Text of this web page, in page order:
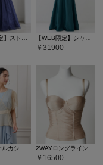
【WEB限定】ストライプ柄ラメ刺繍チュールロングドレス 【WEB限定】シャンタンカラーロングドレス
31900
16500